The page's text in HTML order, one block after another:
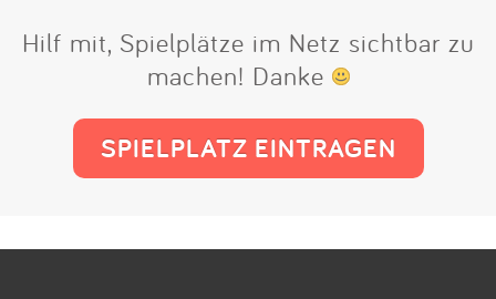
Hilf mit, Spielplätze im Netz sichtbar zu
machen! Danke
SPIELPLATZ EINTRAGEN